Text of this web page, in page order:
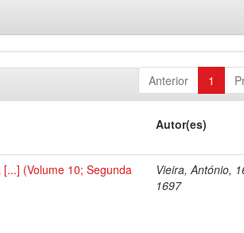
Anterior 1
Autor(es)
(Volume 10; Segunda
Vieira, António,
1697